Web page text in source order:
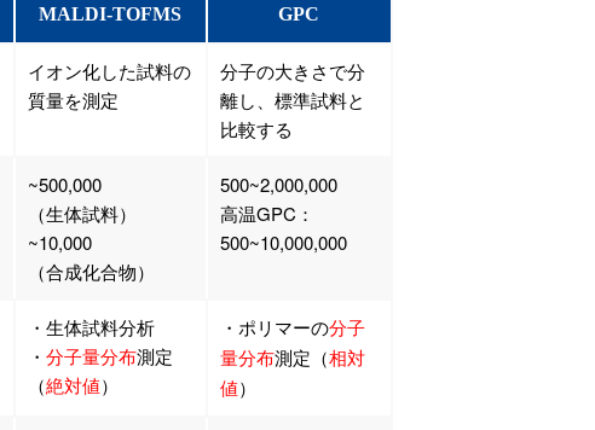
MALDI-TOFMS GPC
イオン化した試料の
質量を測定
分子の大きさで分
離し、標準試料と
比較する
~500,000
（生体試料）
~10,000
（合成化合物）
500~2,000,000
高温GPC：
500~10,000,000
・生体試料分析
・分子量分布測定
（絶対値）
・ポリマーの分子
量分布測定（相対
値）